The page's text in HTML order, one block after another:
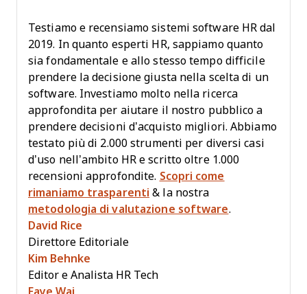
Testiamo e recensiamo sistemi software HR dal
2019. In quanto esperti HR, sappiamo quanto
sia fondamentale e allo stesso tempo difficile
prendere la decisione giusta nella scelta di un
software. Investiamo molto nella ricerca
approfondita per aiutare il nostro pubblico a
prendere decisioni d’acquisto migliori. Abbiamo
testato più di 2.000 strumenti per diversi casi
d’uso nell’ambito HR e scritto oltre 1.000
recensioni approfondite. Scopri come
rimaniamo trasparenti & la nostra
metodologia di valutazione software.
David Rice
Direttore Editoriale
Kim Behnke
Editor e Analista HR Tech